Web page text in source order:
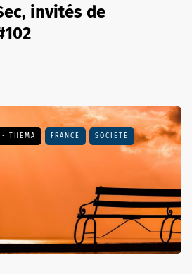
invités de
- THEMA FRANCE SOCIÉTÉ